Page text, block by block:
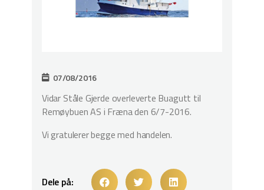
07/08/2016
Vidar Ståle Gjerde overleverte Buagutt til
Remøybuen AS i Fræna den 6/7-2016.
Vi gratulerer begge med handelen.
Dele på: